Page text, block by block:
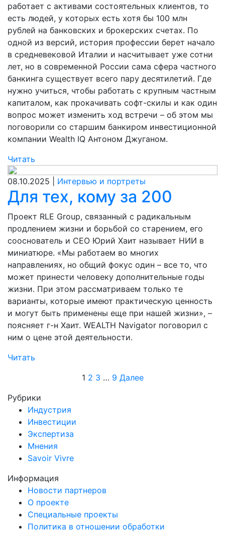
работает с активами состоятельных клиентов, то
есть людей, у которых есть хотя бы 100 млн
рублей на банковских и брокерских счетах. По
одной из версий, история профессии берет начало
в средневековой Италии и насчитывает уже сотни
лет, но в современной России сама сфера частного
банкинга существует всего пару десятилетий. Где
нужно учиться, чтобы работать с крупным частным
капиталом, как прокачивать софт-скилы и как один
вопрос может изменить ход встречи – об этом мы
поговорили со старшим банкиром инвестиционной
компании Wealth IQ Антоном Джуганом.
Читать
08.10.2025 | Интервью и портреты
Для тех, кому за 200
Проект RLE Group, связанный с радикальным
продлением жизни и борьбой со старением, его
сооснователь и CEO Юрий Хаит называет НИИ в
миниатюре. «Мы работаем во многих
направлениях, но общий фокус один – все то, что
может принести человеку дополнительные годы
жизни. При этом рассматриваем только те
варианты, которые имеют практическую ценность
и могут быть применены еще при нашей жизни», –
поясняет г-н Хаит. WEALTH Navigator поговорил с
ним о цене этой деятельности.
Читать
Пагинация
1 2 3 … 9 Далее
Рубрики
Индустрия
Инвестиции
Экспертиза
Мнения
Savoir Vivre
Информация
Новости партнеров
О проекте
Специальные проекты
Политика в отношении обработки